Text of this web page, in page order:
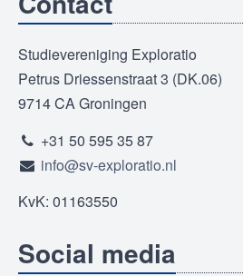
Studievereniging Exploratio
Petrus Driessenstraat 3 (DK.06)
9714 CA Groningen
+31 50 595 35 87
info@sv-exploratio.nl
KvK: 01163550
Social media